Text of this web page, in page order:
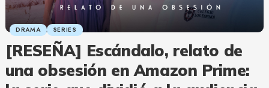
DRAMA SERIES
[RESEÑA] Escándalo, relato de
una obsesión en Amazon Prime: